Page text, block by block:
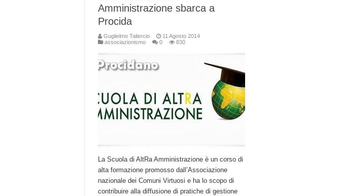
Amministrazione sbarca a
Procida
Guglielmo Taliercio
11 Agosto 2014
associazionismo
0 830
La Scuola di AltRa Amministrazione è un corso di
alta formazione promosso dall’Associazione
nazionale dei Comuni Virtuosi e ha lo scopo di
contribuire alla diffusione di pratiche di gestione